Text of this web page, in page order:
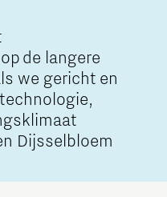
de langere
we gericht en
Dijsselbloem